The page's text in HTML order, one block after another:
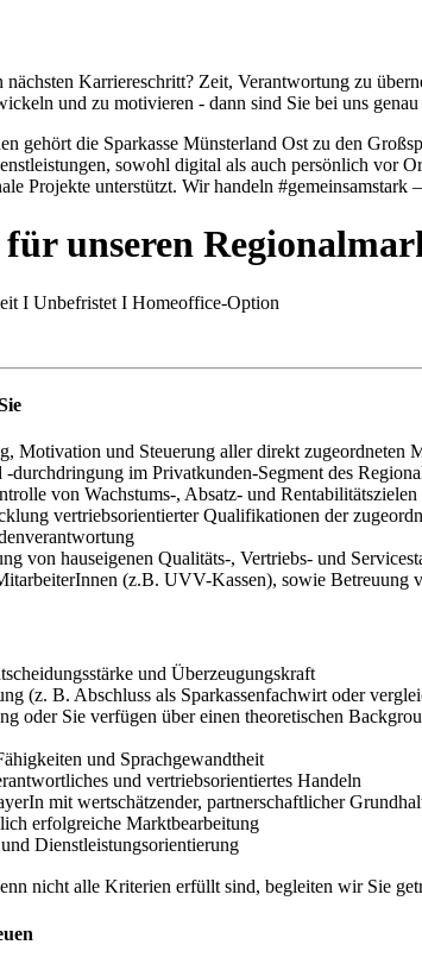
Karriereschritt? Zeit, Verantwortung zu
und zu motivieren - dann sind Sie bei uns
gehört die Sparkasse Münsterland Ost zu den
sowohl digital als auch persönlich vor
Projekte unterstützt. Wir handeln
unseren
I Unbefristet I Homeoffice-Option
Motivation und Steuerung aller direkt zugeordneten
durchdringung im Privatkunden-Segment des
von Wachstums-, Absatz- und
vertriebsorientierter Qualifikationen der
von hauseigenen Qualitäts-, Vertriebs- und
(z.B. UVV-Kassen), sowie Betreuung
und Überzeugungskraft
(z. B. Abschluss als Sparkassenfachwirt oder
oder Sie verfügen über einen theoretischen
und Sprachgewandtheit
und vertriebsorientiertes Handeln
mit wertschätzender, partnerschaftlicher
erfolgreiche Marktbearbeitung
Dienstleistungsorientierung
nicht alle Kriterien erfüllt sind, begleiten wir Sie